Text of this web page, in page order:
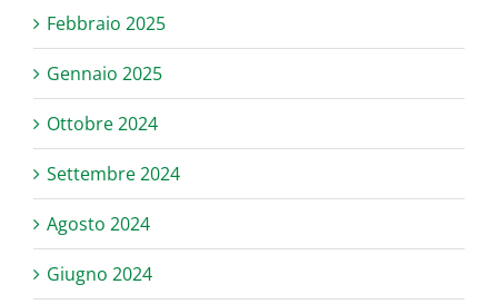
Febbraio 2025
Gennaio 2025
Ottobre 2024
Settembre 2024
Agosto 2024
Giugno 2024